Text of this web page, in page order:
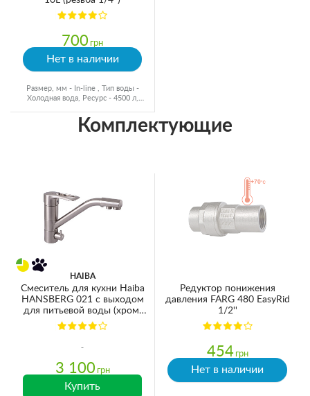
700 грн
Нет в наличии
Размер, мм - In-line , Тип воды -
Холодная вода, Ресурс - 4500 л,
Комплектующие
HAIBA
Смеситель для кухни Haiba
HANSBERG 021 с выходом
для питьевой воды (хром)
(HB3914)
3 100 грн
Купить
Редуктор понижения
давления FARG 480 EasyRid
1/2''
454 грн
Нет в наличии